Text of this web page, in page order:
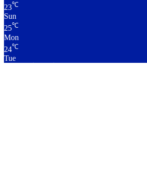
23℃
Sun
25℃
Mon
24℃
Tue